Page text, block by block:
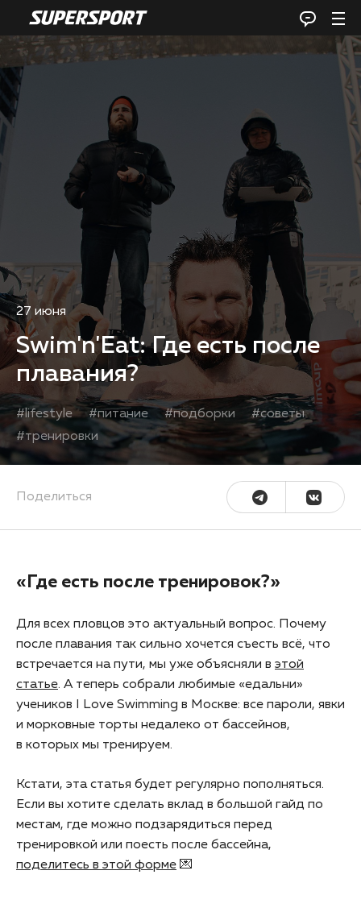
27 июня
Swim'n'Eat: Где есть после
плавания?
#lifestyle #питание #подборки #советы
#тренировки
Поделиться
«Где есть после тренировок?»
Для всех пловцов это актуальный вопрос. Почему
после плавания так сильно хочется съесть всё, что
встречается на пути, мы уже объясняли в этой
статье. А теперь собрали любимые «едальни»
учеников I Love Swimming в Москве: все пароли, явки
и морковные торты недалеко от бассейнов,
в которых мы тренируем.
Кстати, эта статья будет регулярно пополняться.
Если вы хотите сделать вклад в большой гайд по
местам, где можно подзарядиться перед
тренировкой или поесть после бассейна,
поделитесь в этой форме 💌